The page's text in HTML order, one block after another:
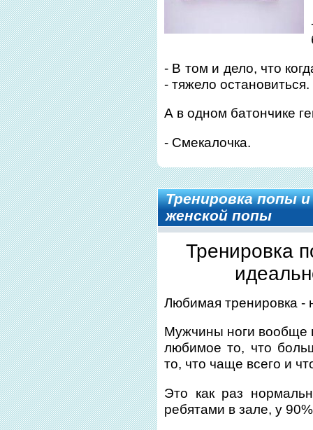
- В том и дело, что
- тяжело остановиться.
А в одном батончике
- Смекалочка.
Тренировка попы
женской попы
Тренировка
Любимая тренировка -
Мужчины ноги вообще
любимое то, что
то, что чаще всего и
Это как раз
ребятами в зале, у